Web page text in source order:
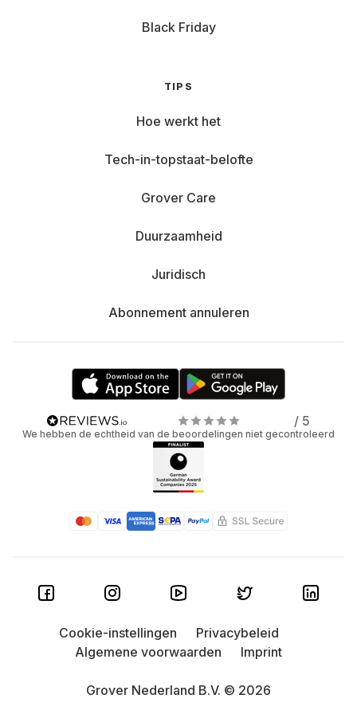
Black Friday
TIPS
Hoe werkt het
Tech-in-topstaat-belofte
Grover Care
Duurzaamheid
Juridisch
Abonnement annuleren
/ 5
We hebben de echtheid van de beoordelingen niet gecontroleerd
Grover Nederland B.V. © 2026
Cookie-instellingen
Privacybeleid
Algemene voorwaarden
Imprint